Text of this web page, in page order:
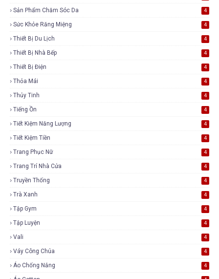
Sản Phẩm Chăm Sóc Da 4
Sức Khỏe Răng Miệng 4
Thiết Bị Du Lịch 4
Thiết Bị Nhà Bếp 4
Thiết Bị Điện 4
Thỏa Mái 4
Thủy Tinh 4
Tiếng Ồn 4
Tiết Kiệm Năng Lượng 4
Tiết Kiệm Tiền 4
Trang Phục Nữ 4
Trang Trí Nhà Cửa 4
Truyền Thống 4
Trà Xanh 4
Tập Gym 4
Tập Luyện 4
Vali 4
Váy Công Chúa 4
Áo Chống Nắng 4